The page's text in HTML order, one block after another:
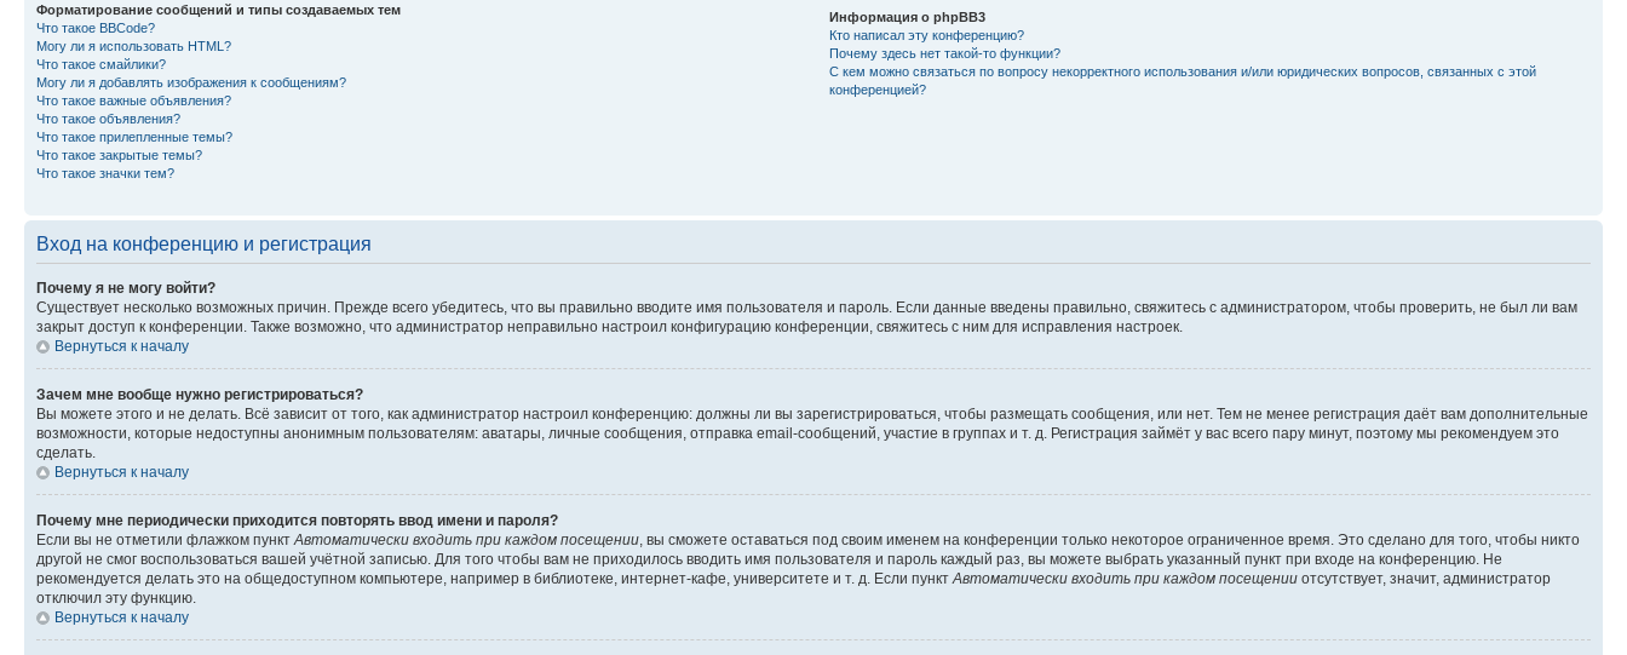
Форматирование сообщений и типы создаваемых тем
Что такое BBCode?
Могу ли я использовать HTML?
Что такое смайлики?
Могу ли я добавлять изображения к сообщениям?
Что такое важные объявления?
Что такое объявления?
Что такое прилепленные темы?
Что такое закрытые темы?
Что такое значки тем?
Информация о phpBB3
Кто написал эту конференцию?
Почему здесь нет такой-то функции?
С кем можно связаться по вопросу некорректного использования и/или юридических вопросов, связанных с этой
конференцией?
Вход на конференцию и регистрация
Почему я не могу войти?
Существует несколько возможных причин. Прежде всего убедитесь, что вы правильно вводите имя пользователя и пароль. Если данные введены правильно, свяжитесь с администратором, чтобы проверить, не был ли вам
закрыт доступ к конференции. Также возможно, что администратор неправильно настроил конфигурацию конференции, свяжитесь с ним для исправления настроек.
Вернуться к началу
Зачем мне вообще нужно регистрироваться?
Вы можете этого и не делать. Всё зависит от того, как администратор настроил конференцию: должны ли вы зарегистрироваться, чтобы размещать сообщения, или нет. Тем не менее регистрация даёт вам дополнительные
возможности, которые недоступны анонимным пользователям: аватары, личные сообщения, отправка email-сообщений, участие в группах и т. д. Регистрация займёт у вас всего пару минут, поэтому мы рекомендуем это
сделать.
Вернуться к началу
Почему мне периодически приходится повторять ввод имени и пароля?
Если вы не отметили флажком пункт Автоматически входить при каждом посещении , вы сможете оставаться под своим именем на конференции только некоторое ограниченное время. Это сделано для того, чтобы никто
другой не смог воспользоваться вашей учётной записью. Для того чтобы вам не приходилось вводить имя пользователя и пароль каждый раз, вы можете выбрать указанный пункт при входе на конференцию. Не
рекомендуется делать это на общедоступном компьютере, например в библиотеке, интернет-кафе, университете и т. д. Если пункт Автоматически входить при каждом посещении отсутствует, значит, администратор
отключил эту функцию.
Вернуться к началу